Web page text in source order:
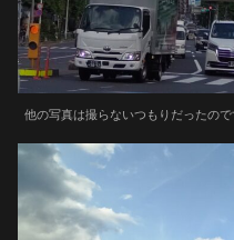
他の写真は撮らないつもりだったの